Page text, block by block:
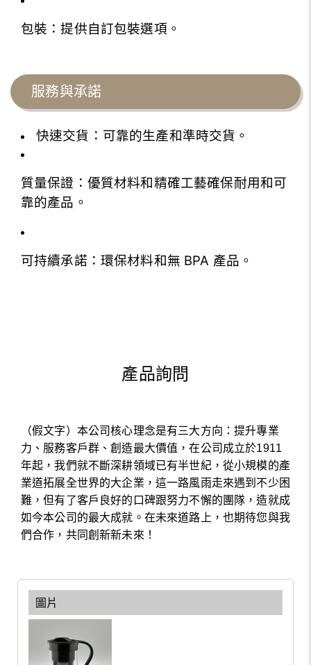
包裝：提供自訂包裝選項。
服務與承諾
快速交貨：可靠的生產和準時交貨。
質量保證：優質材料和精確工藝確保耐用和可
靠的產品。
可持續承諾：環保材料和無 BPA 產品。
產品詢問
（假文字）本公司核心理念是有三大方向：提升專業
力、服務客戶群、創造最大價值，在公司成立於1911
年起，我們就不斷深耕領域已有半世紀，從小規模的產
業道拓展全世界的大企業，這一路風雨走來遇到不少困
難，但有了客戶良好的口碑跟努力不懈的團隊，造就成
如今本公司的最大成就。在未來道路上，也期待您與我
們合作，共同創新新未來！